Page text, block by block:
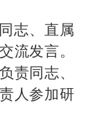
志、直属
流发言。
责同志、
人参加研